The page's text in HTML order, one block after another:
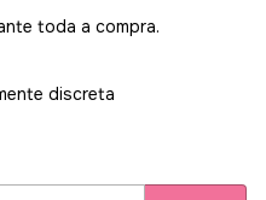
toda a compra.
discreta